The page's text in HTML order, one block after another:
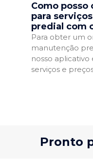
Como
para
predial com
Para obter um
manutenção
nosso
serviços e
Pronto